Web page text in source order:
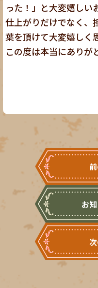
った！」と大変嬉しい
仕上がりだけでなく、
葉を頂けて大変嬉しく
この度は本当にありが
お